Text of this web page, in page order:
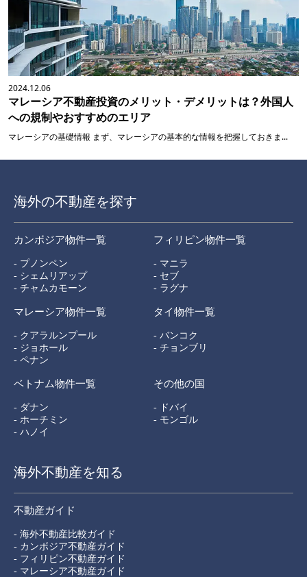
2024.12.06
マレーシア不動産投資のメリット・デメリットは？外国人
への規制やおすすめのエリア
マレーシアの基礎情報 まず、マレーシアの基本的な情報を把握しておきま...
海外の不動産を探す
カンボジア物件一覧
- プノンペン
- シェムリアップ
- チャムカモーン
フィリピン物件一覧
- マニラ
- セブ
- ラグナ
マレーシア物件一覧
- クアラルンプール
- ジョホール
- ペナン
タイ物件一覧
- バンコク
- チョンブリ
ベトナム物件一覧
- ダナン
- ホーチミン
- ハノイ
その他の国
- ドバイ
- モンゴル
海外不動産を知る
不動産ガイド
- 海外不動産比較ガイド
- カンボジア不動産ガイド
- フィリピン不動産ガイド
- マレーシア不動産ガイド